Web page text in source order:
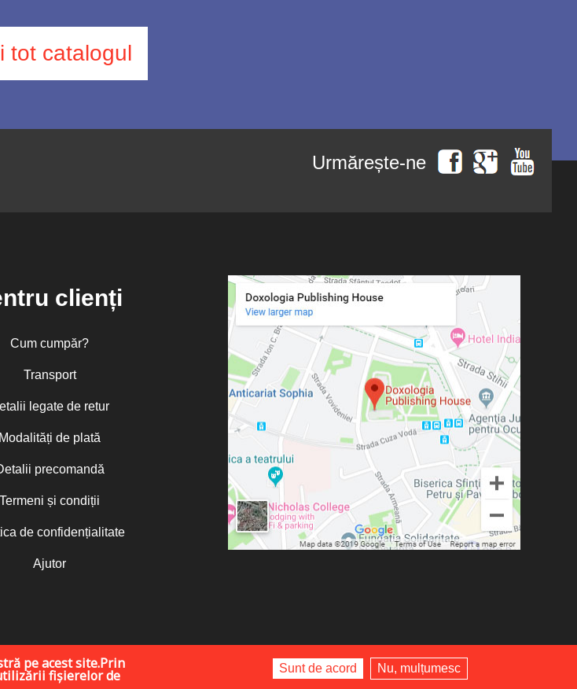
tot catalogul
Urmărește-ne
clienți
Cum cumpăr?
Transport
legate de retur
Modalități de plată
precomandă
Termeni și condiții
de confidențialitate
Ajutor
pe acest site.Prin
fișierelor de Sunt de acord Nu, mulțumesc